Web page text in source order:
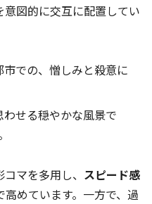
図的に交互に配置してい
での、憎しみと殺意に
せる穏やかな風景で
マを多用し、 スピード感
高めています。一方で、過